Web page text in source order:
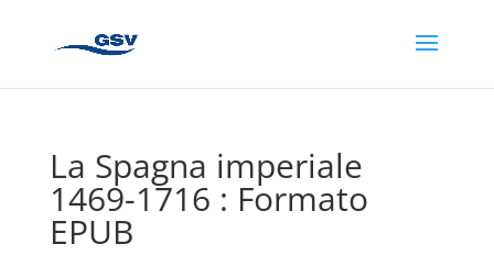
La Spagna imperiale
1469-1716 : Formato
EPUB